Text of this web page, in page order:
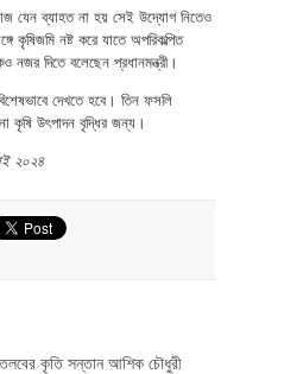
যেন ব্যাহত না হয় সেই উদ্যোগ নিতেও
কৃষিজমি নষ্ট করে যাতে অপরিকল্পিত
নজর দিতে বলেছেন প্রধানমন্ত্রী।
দেখতে হবে। তিন ফসলি
কৃষি উৎপাদন বৃদ্ধির জন্য।
২০২৪
কৃতি সন্তান আশিক চৌধুরী